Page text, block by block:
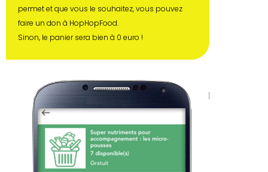
permet et que vous le souhaitez, vous pouvez
faire un don à HopHopFood.
Sinon, le panier sera bien à 0 euro !